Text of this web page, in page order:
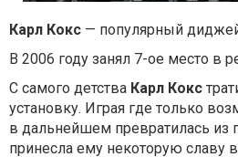
Карл Кокс — популярный
В 2006 году занял 7-ое место в
С самого детства Карл Кокс
установку. Играя где только
в дальнейшем превратилась из
принесла ему некоторую славу